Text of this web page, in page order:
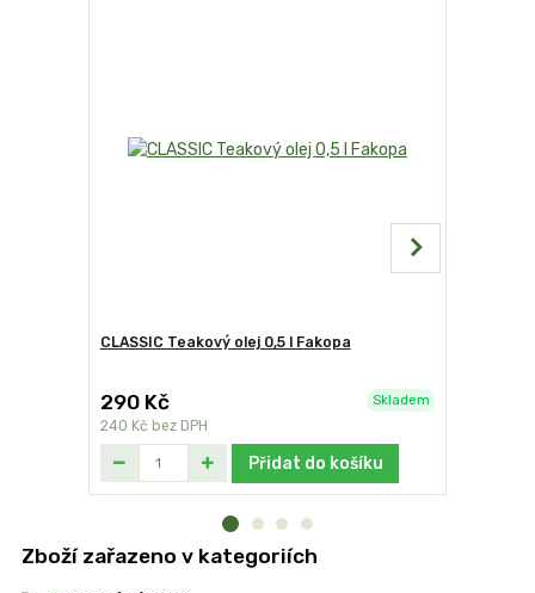
CLASSIC Teakový olej 0,5 l Fakopa
290 Kč
240 Kč bez DPH
Skladem
Přidat do košíku
Zboží zařazeno v kategoriích